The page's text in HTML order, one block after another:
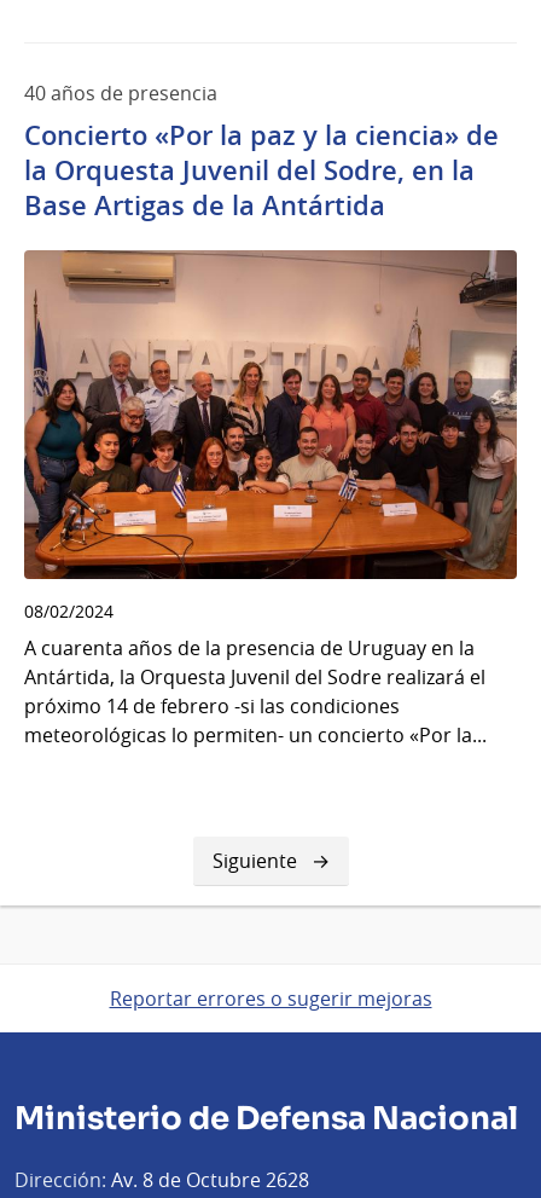
40 años de presencia
Concierto «Por la paz y la ciencia» de
la Orquesta Juvenil del Sodre, en la
Base Artigas de la Antártida
08/02/2024
A cuarenta años de la presencia de Uruguay en la
Antártida, la Orquesta Juvenil del Sodre realizará el
próximo 14 de febrero -si las condiciones
meteorológicas lo permiten- un concierto «Por la...
Siguiente
página
Siguiente
Reportar errores o sugerir mejoras
Ministerio de Defensa Nacional
Dirección: Av. 8 de Octubre 2628